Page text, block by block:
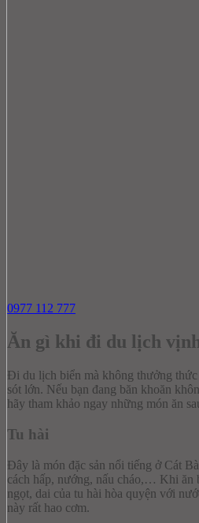
0977 112 777
Ăn gì khi đi du lịch
Đi du lịch biển mà không thưởng thức
sót lớn. Nếu bạn đang băn khoăn
hãy tham khảo ngay những món ăn
Tu hài
Đây là món đặc sản nổi tiếng ở Cát
cách hấp, nướng, nấu cháo,… Khi ăn
ngọt, dai của tu hài hòa quyện với
này rất hao cơm.